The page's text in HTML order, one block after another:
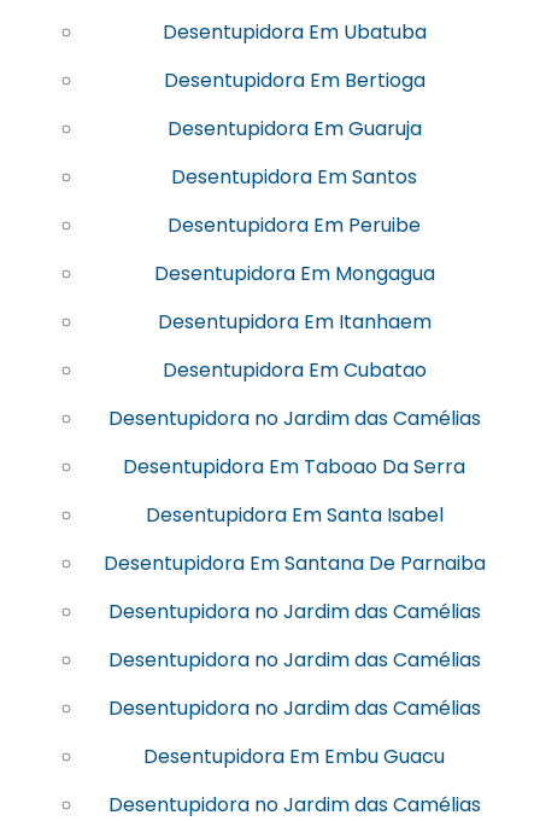
Desentupidora Em Ubatuba
Desentupidora Em Bertioga
Desentupidora Em Guaruja
Desentupidora Em Santos
Desentupidora Em Peruibe
Desentupidora Em Mongagua
Desentupidora Em Itanhaem
Desentupidora Em Cubatao
Desentupidora no Jardim das Camélias
Desentupidora Em Taboao Da Serra
Desentupidora Em Santa Isabel
Desentupidora Em Santana De Parnaiba
Desentupidora no Jardim das Camélias
Desentupidora no Jardim das Camélias
Desentupidora no Jardim das Camélias
Desentupidora Em Embu Guacu
Desentupidora no Jardim das Camélias